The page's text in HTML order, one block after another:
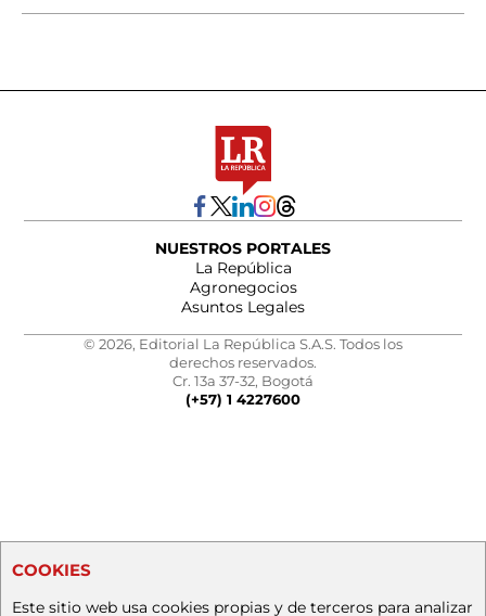
NUESTROS PORTALES
La República
Agronegocios
Asuntos Legales
© 2026, Editorial La República S.A.S. Todos los
derechos reservados.
Cr. 13a 37-32, Bogotá
(+57) 1 4227600
COOKIES
Este sitio web usa cookies propias y de terceros para analizar